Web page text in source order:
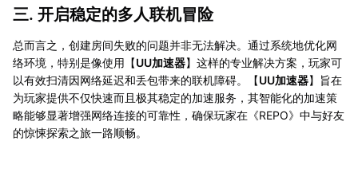
三. 开启稳定的多人联机冒险
总而言之，创建房间失败的问题并非无法解决。通过系统地优化网
络环境，特别是像使用【UU加速器】这样的专业解决方案，玩家可
以有效扫清因网络延迟和丢包带来的联机障碍。【UU加速器】旨在
为玩家提供不仅快速而且极其稳定的加速服务，其智能化的加速策
略能够显著增强网络连接的可靠性，确保玩家在《REPO》中与好友
的惊悚探索之旅一路顺畅。